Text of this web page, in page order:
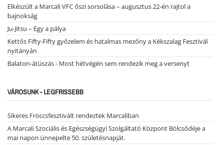
Elkészült a Marcali VFC őszi sorsolása – augusztus 22-én rajtol a
bajnokság
Ju-Jitsu – Egy a pálya
Kettős Fifty-Fifty győzelem és hatalmas mezőny a Kékszalag Fesztivál
nyitányán
Balaton-átúszás - Most hétvégén sem rendezik meg a versenyt
VÁROSUNK - LEGFRISSEBB
Sikeres Fröccsfesztivált rendeztek Marcaliban
A Marcali Szociális és Egészségügyi Szolgáltató Központ Bölcsődéje a
mai napon ünnepelte 50. születésnapját.